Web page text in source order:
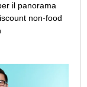
il panorama
non-food